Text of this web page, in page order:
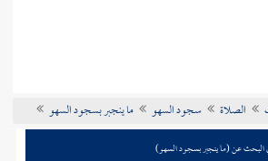
الصلاة سجود السهو ما ينجبر بسجود السهو
البحث عن (ما ينجبر بسجود السهو)